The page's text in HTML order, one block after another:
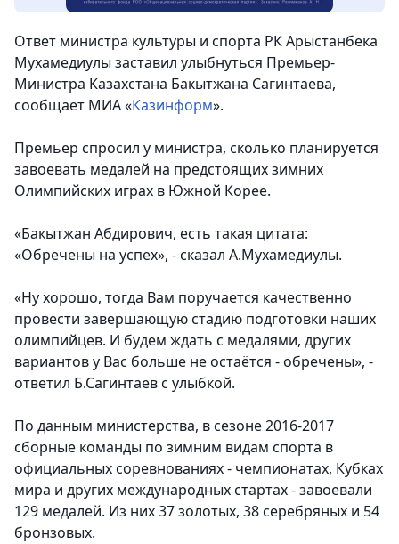
Ответ министра культуры и спорта РК Арыстанбека
Мухамедиулы заставил улыбнуться Премьер-
Министра Казахстана Бакытжана Сагинтаева,
сообщает МИА «Казинформ».
Премьер спросил у министра, сколько планируется
завоевать медалей на предстоящих зимних
Олимпийских играх в Южной Корее.
«Бакытжан Абдирович, есть такая цитата:
«Обречены на успех», - сказал А.Мухамедиулы.
«Ну хорошо, тогда Вам поручается качественно
провести завершающую стадию подготовки наших
олимпийцев. И будем ждать с медалями, других
вариантов у Вас больше не остаётся - обречены», -
ответил Б.Сагинтаев с улыбкой.
По данным министерства, в сезоне 2016-2017
сборные команды по зимним видам спорта в
официальных соревнованиях - чемпионатах, Кубках
мира и других международных стартах - завоевали
129 медалей. Из них 37 золотых, 38 серебряных и 54
бронзовых.